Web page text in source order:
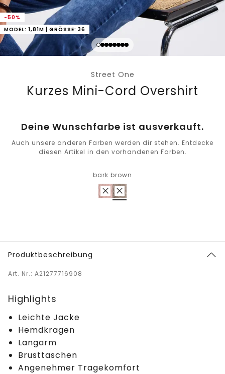
-50%
MODEL: 1,81M | GRÖSSE: 36
Street One
Kurzes Mini-Cord Overshirt
Deine Wunschfarbe ist ausverkauft.
Auch unsere anderen Farben werden dir stehen. Entdecke
diesen Artikel in den vorhandenen Farben.
bark brown
Produktbeschreibung
Art. Nr.: A21277716908
Highlights
Leichte Jacke
Hemdkragen
Langarm
Brusttaschen
Angenehmer Tragekomfort